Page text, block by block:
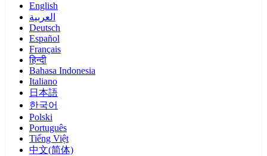
English
العربية
Deutsch
Español
Français
हिन्दी
Bahasa Indonesia
Italiano
日本語
한국어
Polski
Português
Tiếng Việt
中文(简体)